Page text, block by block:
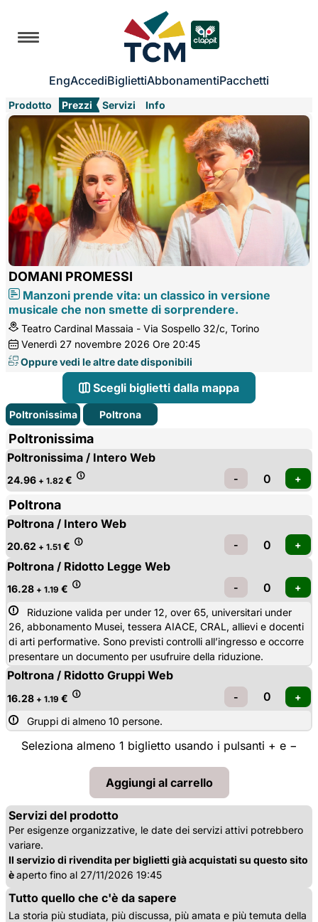
EngAccediBigliettiAbbonamentiPacchetti
Prodotto Prezzi Servizi Info
DOMANI PROMESSI
Manzoni prende vita: un classico in versione
musicale che non smette di sorprendere.
Teatro Cardinal Massaia - Via Sospello 32/c, Torino
Venerdì 27 novembre 2026 Ore 20:45
Oppure vedi le altre date disponibili
Scegli biglietti dalla mappa
Poltronissima Poltrona
Poltronissima
Poltronissima / Intero Web
24.96 + 1.82 €
Poltrona
Poltrona / Intero Web
20.62 + 1.51 €
Poltrona / Ridotto Legge Web
16.28 + 1.19 €
Riduzione valida per under 12, over 65, universitari under
26, abbonamento Musei, tessera AIACE, CRAL, allievi e docenti
di arti performative. Sono previsti controlli all’ingresso e occorre
presentare un documento per usufruire della riduzione.
Poltrona / Ridotto Gruppi Web
16.28 + 1.19 €
Gruppi di almeno 10 persone.
Seleziona almeno 1 biglietto usando i pulsanti + e −
Servizi del prodotto
Per esigenze organizzative, le date dei servizi attivi potrebbero
variare.
Il servizio di rivendita per biglietti già acquistati su questo sito
èaperto fino al 27/11/2026 19:45
Tutto quello che c'è da sapere
La storia più studiata, più discussa, più amata e più temuta della